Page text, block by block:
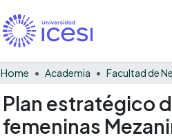
Home Academia
Plan estratégico
femeninas